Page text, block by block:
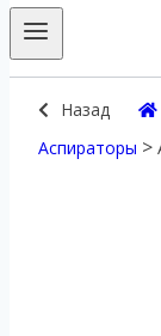
Назад
Аспираторы >